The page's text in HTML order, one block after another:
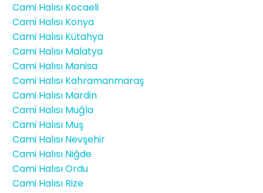
Cami Halısı Kocaeli
Cami Halısı Konya
Cami Halısı Kütahya
Cami Halısı Malatya
Cami Halısı Manisa
Cami Halısı Kahramanmaraş
Cami Halısı Mardin
Cami Halısı Muğla
Cami Halısı Muş
Cami Halısı Nevşehir
Cami Halısı Niğde
Cami Halısı Ordu
Cami Halısı Rize